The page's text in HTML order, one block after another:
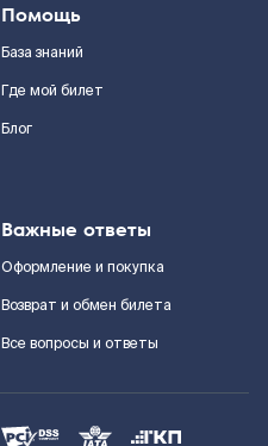
Помощь
База знаний
Где мой билет
Блог
Важные ответы
Оформление и покупка
Возврат и обмен билета
Все вопросы и ответы